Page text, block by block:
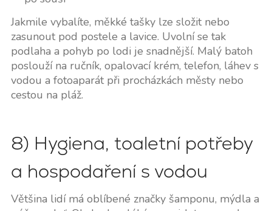
Jakmile vybalíte, měkké tašky lze složit nebo
zasunout pod postele a lavice. Uvolní se tak
podlaha a pohyb po lodi je snadnější. Malý batoh
poslouží na ručník, opalovací krém, telefon, láhev s
vodou a fotoaparát při procházkách městy nebo
cestou na pláž.
8) Hygiena, toaletní potřeby
a hospodaření s vodou
Většina lidí má oblíbené značky šamponu, mýdla a